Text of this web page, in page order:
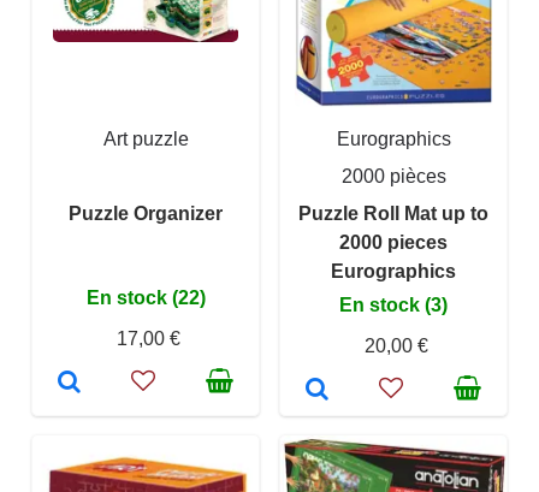
Art puzzle
Puzzle Organizer
En stock (22)
17,00 €
Eurographics
2000 pièces
Puzzle Roll Mat up to
2000 pieces
Eurographics
En stock (3)
20,00 €